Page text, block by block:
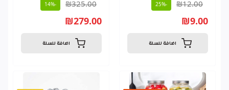
₪325.00
-14%
₪279.00
اضافة للسلة
₪12.00
-25%
₪9.00
اضافة للسلة